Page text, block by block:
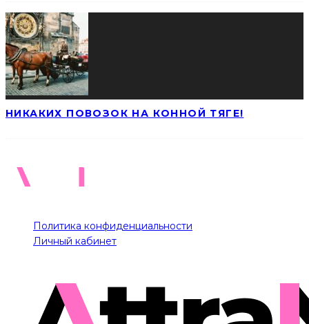
НИКАКИХ ПОВОЗОК НА КОННОЙ ТЯГЕ!
Политика конфиденциальности
Личный кабинет